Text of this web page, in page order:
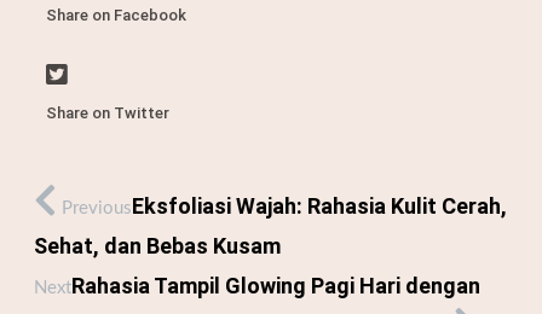
Share on Facebook
Share on Twitter
PreviousEksfoliasi Wajah: Rahasia Kulit Cerah,
Sehat, dan Bebas Kusam
NextRahasia Tampil Glowing Pagi Hari dengan